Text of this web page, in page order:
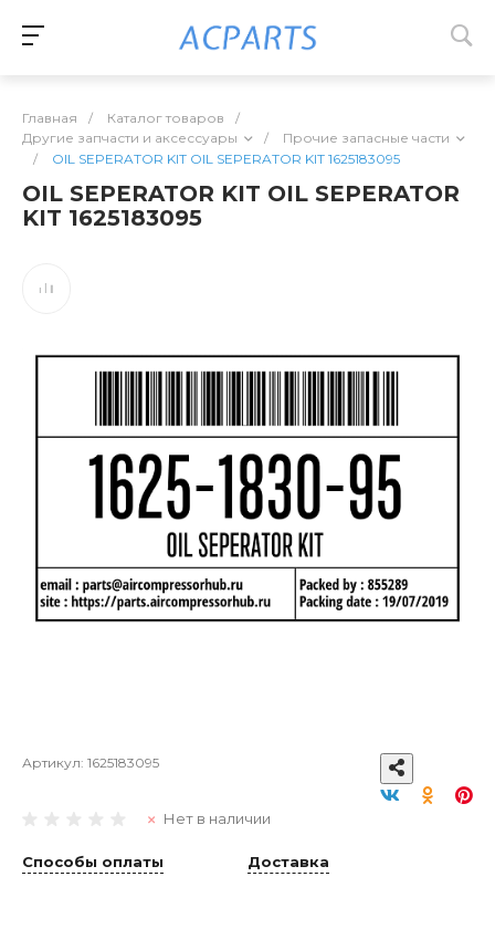
Главная / Каталог товаров
/
Другие запчасти и аксессуары
/
Прочие запасные части
/
OIL SEPERATOR KIT OIL SEPERATOR KIT 1625183095
OIL SEPERATOR KIT OIL SEPERATOR
KIT 1625183095
Артикул: 1625183095
Нет в наличии
Способы оплаты Доставка